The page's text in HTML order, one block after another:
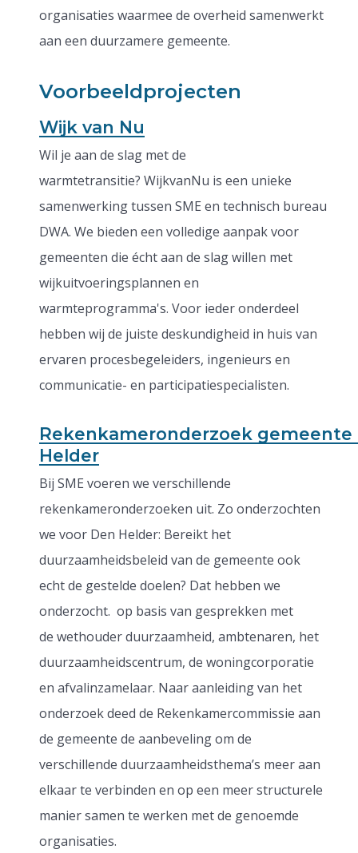
organisaties waarmee de overheid samenwerkt
aan een duurzamere gemeente.
Voorbeeldprojecten
Wijk van Nu
Wil je aan de slag met de
warmtetransitie? WijkvanNu is een unieke
samenwerking tussen SME en technisch bureau
DWA. We bieden een volledige aanpak voor
gemeenten die écht aan de slag willen met
wijkuitvoeringsplannen en
warmteprogramma's. Voor ieder onderdeel
hebben wij de juiste deskundigheid in huis van
ervaren procesbegeleiders, ingenieurs en
communicatie- en participatiespecialisten.
Rekenkameronderzoek gemeente
Helder
Bij SME voeren we verschillende
rekenkameronderzoeken uit. Zo onderzochten
we voor Den Helder: Bereikt het
duurzaamheidsbeleid van de gemeente ook
echt de gestelde doelen? Dat hebben we
onderzocht. op basis van gesprekken met
de wethouder duurzaamheid, ambtenaren, het
duurzaamheidscentrum, de woningcorporatie
en afvalinzamelaar. Naar aanleiding van het
onderzoek deed de Rekenkamercommissie aan
de gemeente de aanbeveling om de
verschillende duurzaamheidsthema’s meer aan
elkaar te verbinden en op een meer structurele
manier samen te werken met de genoemde
organisaties.